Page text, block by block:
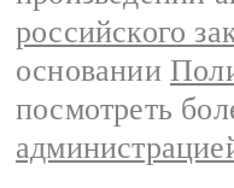
российского
основании
посмотреть